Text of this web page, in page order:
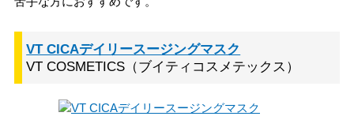
VT CICAデイリースージングマスク
VT COSMETICS（ブイティコスメテックス）